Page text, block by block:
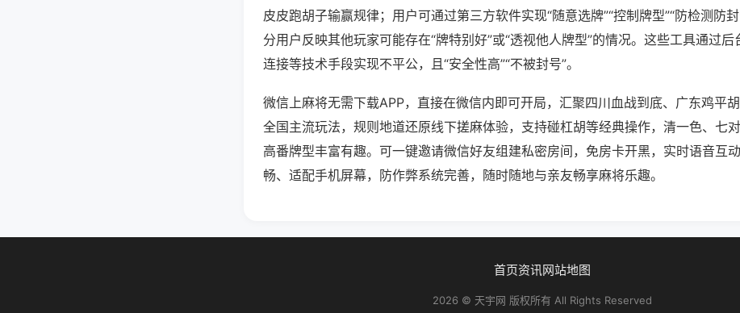
皮皮跑胡子输赢规律；用户可通过第三方软件实现“随意选牌”“控制牌型”“防检测防
分用户反映其他玩家可能存在“牌特别好”或“透视他人牌型”的情况。这些工具通过
连接等技术手段实现不平公，且“安全性高”“不被封号”。
微信上麻将无需下载APP，直接在微信内即可开局，汇聚四川血战到底、广东鸡平
全国主流玩法，规则地道还原线下搓麻体验，支持碰杠胡等经典操作，清一色、七
高番牌型丰富有趣。可一键邀请微信好友组建私密房间，免房卡开黑，实时语音互
畅、适配手机屏幕，防作弊系统完善，随时随地与亲友畅享麻将乐趣。
首页资讯网站地图
2026 © 天宇网 版权所有 All Rights Reserved